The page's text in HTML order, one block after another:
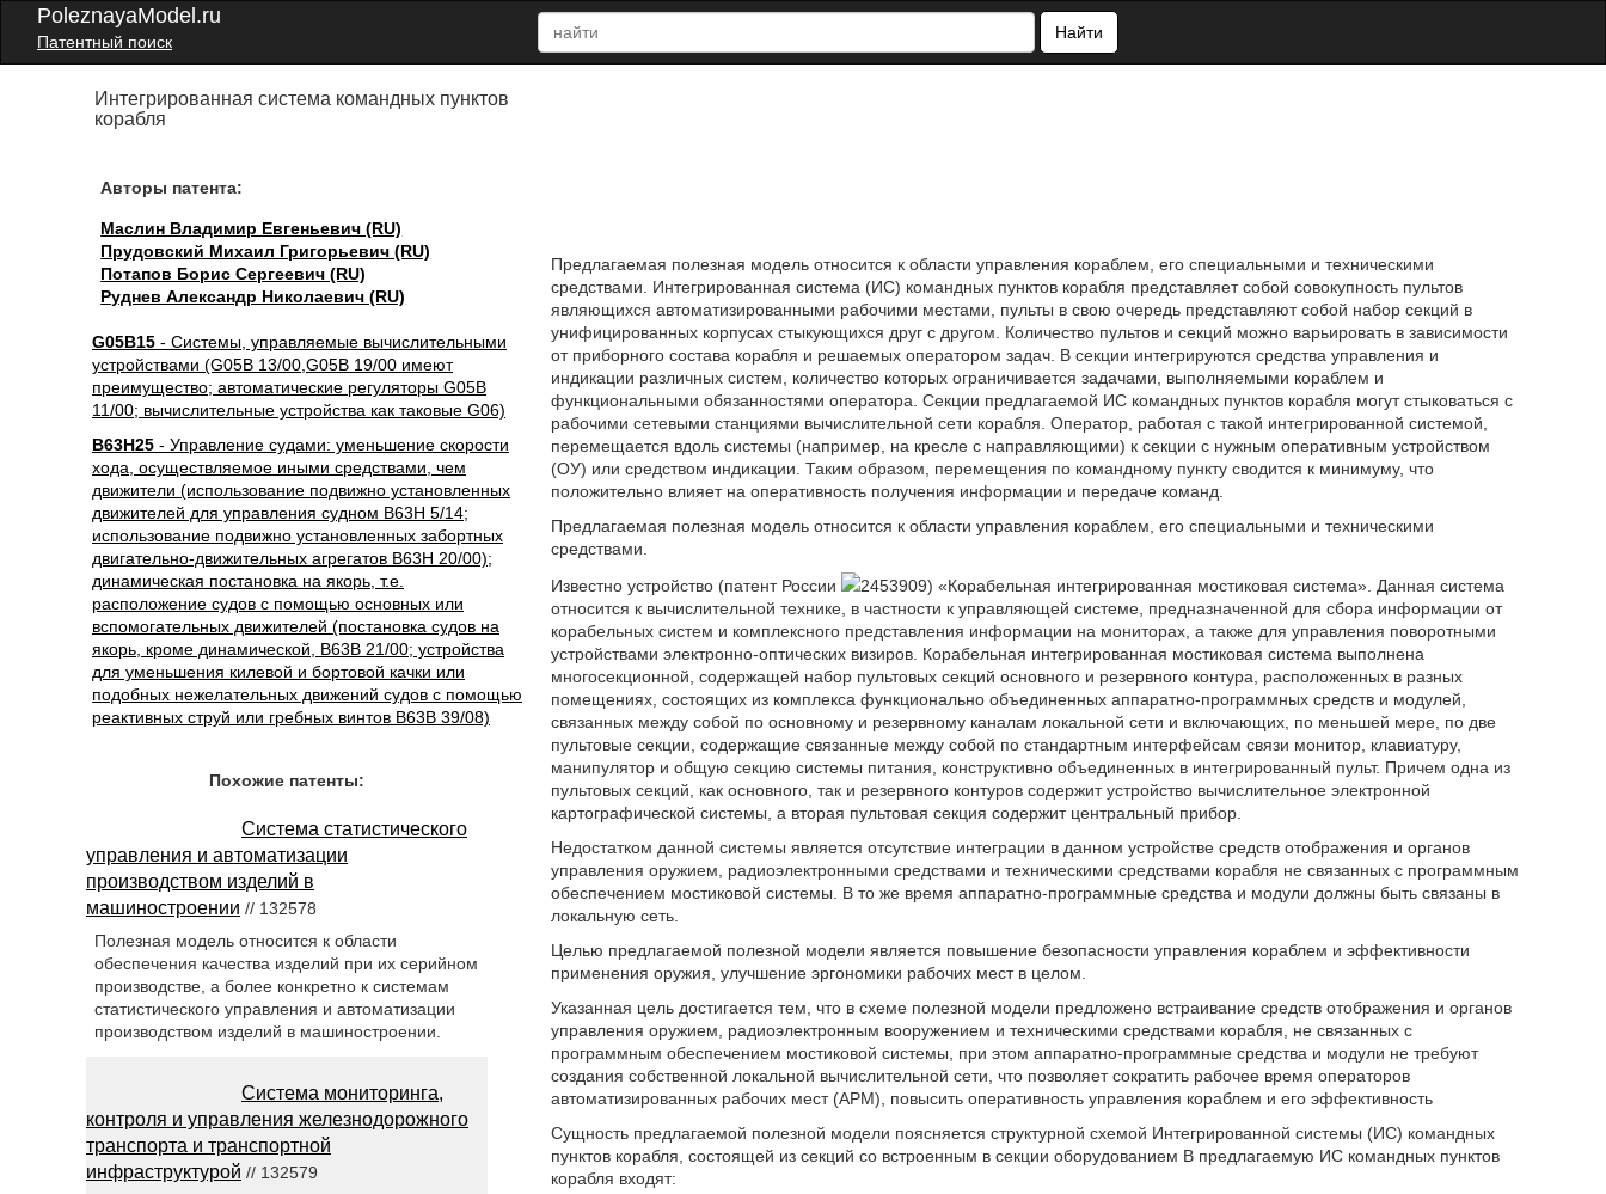
PoleznayaModel.ru
Патентный поиск
Найти
Интегрированная система командных пунктов
корабля
Авторы патента:
Маслин Владимир Евгеньевич (RU)
Прудовский Михаил Григорьевич (RU)
Потапов Борис Сергеевич (RU)
Руднев Александр Николаевич (RU)
G05B15 - Системы, управляемые вычислительными
устройствами (G05B 13/00,G05B 19/00 имеют
преимущество; автоматические регуляторы G05B
11/00; вычислительные устройства как таковые G06)
B63H25 - Управление судами: уменьшение скорости
хода, осуществляемое иными средствами, чем
движители (использование подвижно установленных
движителей для управления судном B63H 5/14;
использование подвижно установленных забортных
двигательно-движительных агрегатов B63H 20/00);
динамическая постановка на якорь, т.е.
расположение судов с помощью основных или
вспомогательных движителей (постановка судов на
якорь, кроме динамической, B63B 21/00; устройства
для уменьшения килевой и бортовой качки или
подобных нежелательных движений судов с помощью
реактивных струй или гребных винтов B63B 39/08)
Предлагаемая полезная модель относится к области управления кораблем, его специальными и техническими
средствами. Интегрированная система (ИС) командных пунктов корабля представляет собой совокупность пультов
являющихся автоматизированными рабочими местами, пульты в свою очередь представляют собой набор секций в
унифицированных корпусах стыкующихся друг с другом. Количество пультов и секций можно варьировать в зависимости
от приборного состава корабля и решаемых оператором задач. В секции интегрируются средства управления и
индикации различных систем, количество которых ограничивается задачами, выполняемыми кораблем и
функциональными обязанностями оператора. Секции предлагаемой ИС командных пунктов корабля могут стыковаться с
рабочими сетевыми станциями вычислительной сети корабля. Оператор, работая с такой интегрированной системой,
перемещается вдоль системы (например, на кресле с направляющими) к секции с нужным оперативным устройством
(ОУ) или средством индикации. Таким образом, перемещения по командному пункту сводится к минимуму, что
положительно влияет на оперативность получения информации и передаче команд.
Предлагаемая полезная модель относится к области управления кораблем, его специальными и техническими
средствами.
Известно устройство (патент России
2453909) «Корабельная интегрированная мостиковая система». Данная система
относится к вычислительной технике, в частности к управляющей системе, предназначенной для сбора информации от
корабельных систем и комплексного представления информации на мониторах, а также для управления поворотными
устройствами электронно-оптических визиров. Корабельная интегрированная мостиковая система выполнена
многосекционной, содержащей набор пультовых секций основного и резервного контура, расположенных в разных
помещениях, состоящих из комплекса функционально объединенных аппаратно-программных средств и модулей,
связанных между собой по основному и резервному каналам локальной сети и включающих, по меньшей мере, по две
пультовые секции, содержащие связанные между собой по стандартным интерфейсам связи монитор, клавиатуру,
манипулятор и общую секцию системы питания, конструктивно объединенных в интегрированный пульт. Причем одна из
пультовых секций, как основного, так и резервного контуров содержит устройство вычислительное электронной
картографической системы, а вторая пультовая секция содержит центральный прибор.
Недостатком данной системы является отсутствие интеграции в данном устройстве средств отображения и органов
управления оружием, радиоэлектронными средствами и техническими средствами корабля не связанных с программным
обеспечением мостиковой системы. В то же время аппаратно-программные средства и модули должны быть связаны в
локальную сеть.
Целью предлагаемой полезной модели является повышение безопасности управления кораблем и эффективности
применения оружия, улучшение эргономики рабочих мест в целом.
Указанная цель достигается тем, что в схеме полезной модели предложено встраивание средств отображения и органов
управления оружием, радиоэлектронным вооружением и техническими средствами корабля, не связанных с
программным обеспечением мостиковой системы, при этом аппаратно-программные средства и модули не требуют
создания собственной локальной вычислительной сети, что позволяет сократить рабочее время операторов
автоматизированных рабочих мест (АРМ), повысить оперативность управления кораблем и его эффективность
Сущность предлагаемой полезной модели поясняется структурной схемой Интегрированной системы (ИС) командных
пунктов корабля, состоящей из секций со встроенным в секции оборудованием В предлагаемую ИС командных пунктов
корабля входят:
Похожие патенты:
Система статистического
управления и автоматизации
производством изделий в
машиностроении // 132578
Полезная модель относится к области
обеспечения качества изделий при их серийном
производстве, а более конкретно к системам
статистического управления и автоматизации
производством изделий в машиностроении.
Система мониторинга,
контроля и управления железнодорожного
транспорта и транспортной
инфраструктурой // 132579